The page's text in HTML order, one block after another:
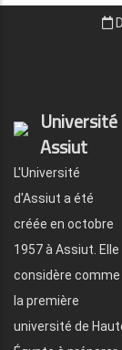
Université
Assiut
L'Université
d'Assiut a été
créée en octobre
1957 à Assiut. Elle
considère comme
la première
université de